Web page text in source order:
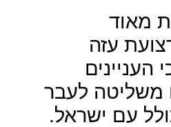
מאוד
עזה
העניינים
משליטה לעבר
עם ישראל.